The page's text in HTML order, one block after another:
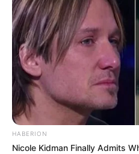
HABERION
Nicole Kidman Finally Admits